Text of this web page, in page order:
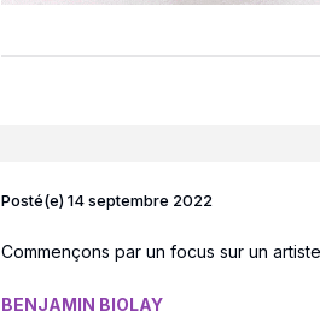
Posté(e)14 septembre 2022
Commençons par un focus sur un
BENJAMIN BIOLAY